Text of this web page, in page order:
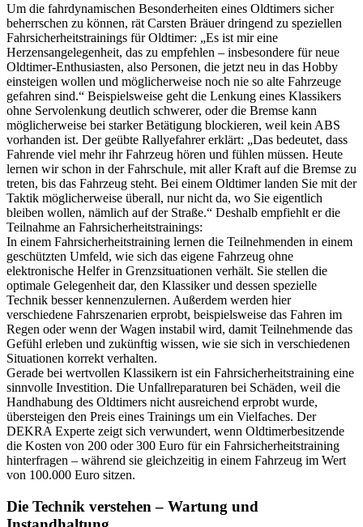
Um die fahrdynamischen Besonderheiten eines Oldtimers sicher
beherrschen zu können, rät Carsten Bräuer dringend zu speziellen
Fahrsicherheitstrainings für Oldtimer: „Es ist mir eine
Herzensangelegenheit, das zu empfehlen – insbesondere für neue
Oldtimer-Enthusiasten, also Personen, die jetzt neu in das Hobby
einsteigen wollen und möglicherweise noch nie so alte Fahrzeuge
gefahren sind.“ Beispielsweise geht die Lenkung eines Klassikers
ohne Servolenkung deutlich schwerer, oder die Bremse kann
möglicherweise bei starker Betätigung blockieren, weil kein ABS
vorhanden ist. Der geübte Rallyefahrer erklärt: „Das bedeutet, dass
Fahrende viel mehr ihr Fahrzeug hören und fühlen müssen. Heute
lernen wir schon in der Fahrschule, mit aller Kraft auf die Bremse zu
treten, bis das Fahrzeug steht. Bei einem Oldtimer landen Sie mit der
Taktik möglicherweise überall, nur nicht da, wo Sie eigentlich
bleiben wollen, nämlich auf der Straße.“ Deshalb empfiehlt er die
Teilnahme an Fahrsicherheitstrainings:
In einem Fahrsicherheitstraining lernen die Teilnehmenden in einem
geschützten Umfeld, wie sich das eigene Fahrzeug ohne
elektronische Helfer in Grenzsituationen verhält. Sie stellen die
optimale Gelegenheit dar, den Klassiker und dessen spezielle
Technik besser kennenzulernen. Außerdem werden hier
verschiedene Fahrszenarien erprobt, beispielsweise das Fahren im
Regen oder wenn der Wagen instabil wird, damit Teilnehmende das
Gefühl erleben und zukünftig wissen, wie sie sich in verschiedenen
Situationen korrekt verhalten.
Gerade bei wertvollen Klassikern ist ein Fahrsicherheitstraining eine
sinnvolle Investition. Die Unfallreparaturen bei Schäden, weil die
Handhabung des Oldtimers nicht ausreichend erprobt wurde,
übersteigen den Preis eines Trainings um ein Vielfaches. Der
DEKRA Experte zeigt sich verwundert, wenn Oldtimerbesitzende
die Kosten von 200 oder 300 Euro für ein Fahrsicherheitstraining
hinterfragen – während sie gleichzeitig in einem Fahrzeug im Wert
von 100.000 Euro sitzen.
Die Technik verstehen – Wartung und